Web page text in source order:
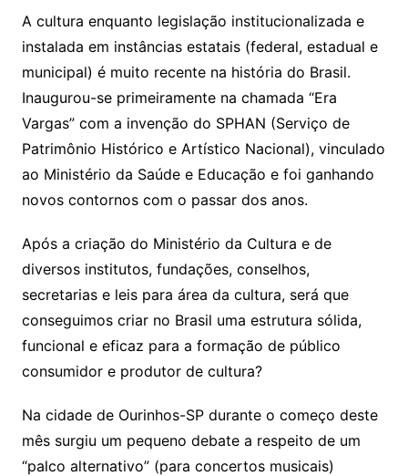
A cultura enquanto legislação institucionalizada e
instalada em instâncias estatais (federal, estadual e
municipal) é muito recente na história do Brasil.
Inaugurou-se primeiramente na chamada “Era
Vargas” com a invenção do SPHAN (Serviço de
Patrimônio Histórico e Artístico Nacional), vinculado
ao Ministério da Saúde e Educação e foi ganhando
novos contornos com o passar dos anos.
Após a criação do Ministério da Cultura e de
diversos institutos, fundações, conselhos,
secretarias e leis para área da cultura, será que
conseguimos criar no Brasil uma estrutura sólida,
funcional e eficaz para a formação de público
consumidor e produtor de cultura?
Na cidade de Ourinhos-SP durante o começo deste
mês surgiu um pequeno debate a respeito de um
“palco alternativo” (para concertos musicais)